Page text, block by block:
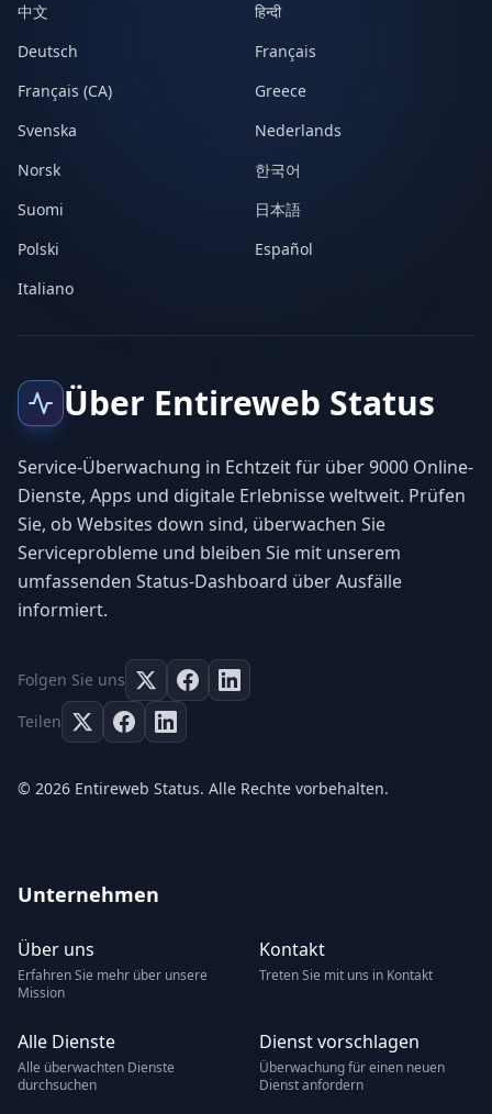
中文
हिन्दी
Deutsch
Français
Français (CA)
Greece
Svenska
Nederlands
Norsk
한국어
Suomi
日本語
Polski
Español
Italiano
Über Entireweb Status
Service-Überwachung in Echtzeit für über 9000 Online-
Dienste, Apps und digitale Erlebnisse weltweit. Prüfen
Sie, ob Websites down sind, überwachen Sie
Serviceprobleme und bleiben Sie mit unserem
umfassenden Status-Dashboard über Ausfälle
informiert.
Folgen Sie uns
Teilen
© 2026 Entireweb Status. Alle Rechte vorbehalten.
Unternehmen
Über uns
Erfahren Sie mehr über unsere
Mission
Kontakt
Treten Sie mit uns in Kontakt
Alle Dienste
Alle überwachten Dienste
durchsuchen
Dienst vorschlagen
Überwachung für einen neuen
Dienst anfordern